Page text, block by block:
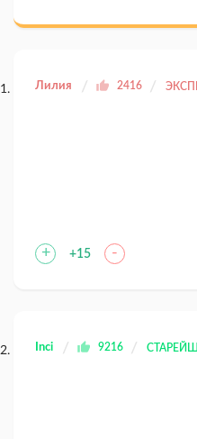
Лилия 2416
+ +15 -
Inci 9216